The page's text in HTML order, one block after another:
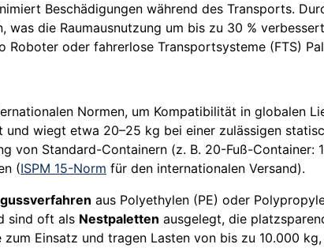
Beschädigungen während des Transports.
was die Raumausnutzung um bis zu 30 %
Roboter oder fahrerlose Transportsysteme (FTS)
Normen, um Kompatibilität in globalen
und wiegt etwa 20–25 kg bei einer zulässigen
von Standard-Containern (z. B. 20-Fuß-
(ISPM 15-Norm für den internationalen Versand).
aus Polyethylen (PE) oder
sind oft als Nestpaletten ausgelegt, die
Einsatz und tragen Lasten von bis zu 10.000